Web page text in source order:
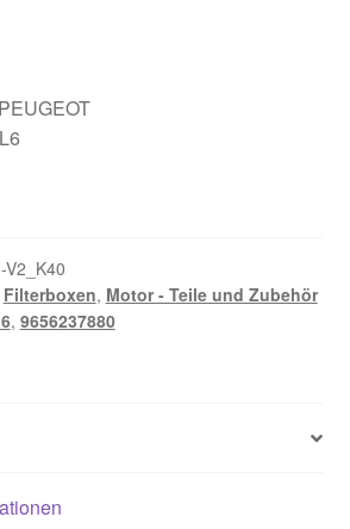
V2_K40
Filterboxen, Motor - Teile und Zubehör
, 9656237880